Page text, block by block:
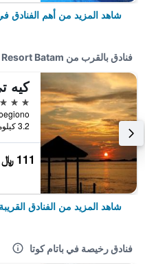
شاهد المزيد من أهم الفنادق في
فنادق بالقرب من Sijori Resort Batam
3 نجوم
3.2 كيلومتر عن وسط المدينة
111 ﷼
شاهد المزيد من الفنادق القريبة
فنادق رخيصة في باتام كوتا